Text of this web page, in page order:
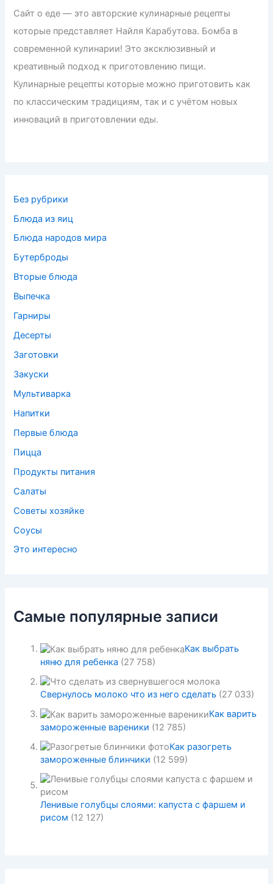
Сайт о еде — это авторские кулинарные рецепты
которые представляет Найля Карабутова. Бомба в
современной кулинарии! Это эксклюзивный и
креативный подход к приготовлению пищи.
Кулинарные рецепты которые можно приготовить как
по классическим традициям, так и с учётом новых
инноваций в приготовлении еды.
Без рубрики
Блюда из яиц
Блюда народов мира
Бутерброды
Вторые блюда
Выпечка
Гарниры
Десерты
Заготовки
Закуски
Мультиварка
Напитки
Первые блюда
Пицца
Продукты питания
Салаты
Советы хозяйке
Соусы
Это интересно
Самые популярные записи
Как выбрать
няню для ребенка (27 758)
Свернулось молоко что из него сделать (27 033)
Как варить
замороженные вареники (12 785)
Как разогреть
замороженные блинчики (12 599)
Ленивые голубцы слоями: капуста с фаршем и
рисом (12 127)